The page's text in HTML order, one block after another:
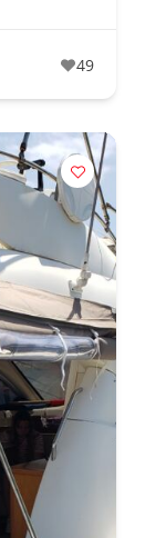
49